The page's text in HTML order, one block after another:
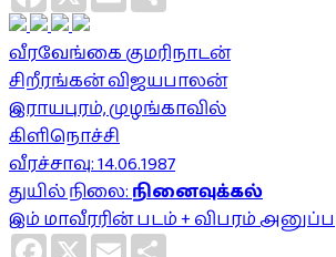
வீரவேங்கை குமரிநாடன்
சிறீரங்கன் விஜயபாலன்
இராயபுரம், முழங்காவில்
கிளிநொச்சி
வீரச்சாவு: 14.06.1987
துயில் நிலை:நினைவுக்கல்
இம் மாவீரரின் படம் + விபரம் அனுப்ப
Facebook
X Email